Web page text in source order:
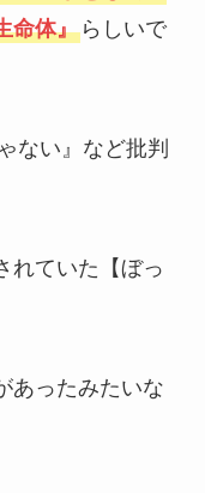
命体』らしいで
ない』など批判
れていた【ぼっ
あったみたいな